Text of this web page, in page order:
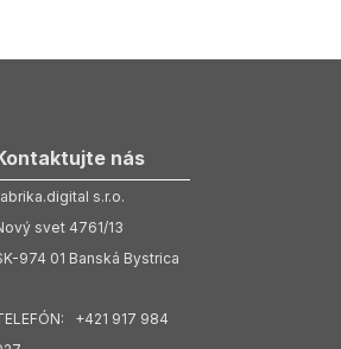
nás
s.r.o.
svet 4761/13
974 01 Banská Bystrica
+421 917 984